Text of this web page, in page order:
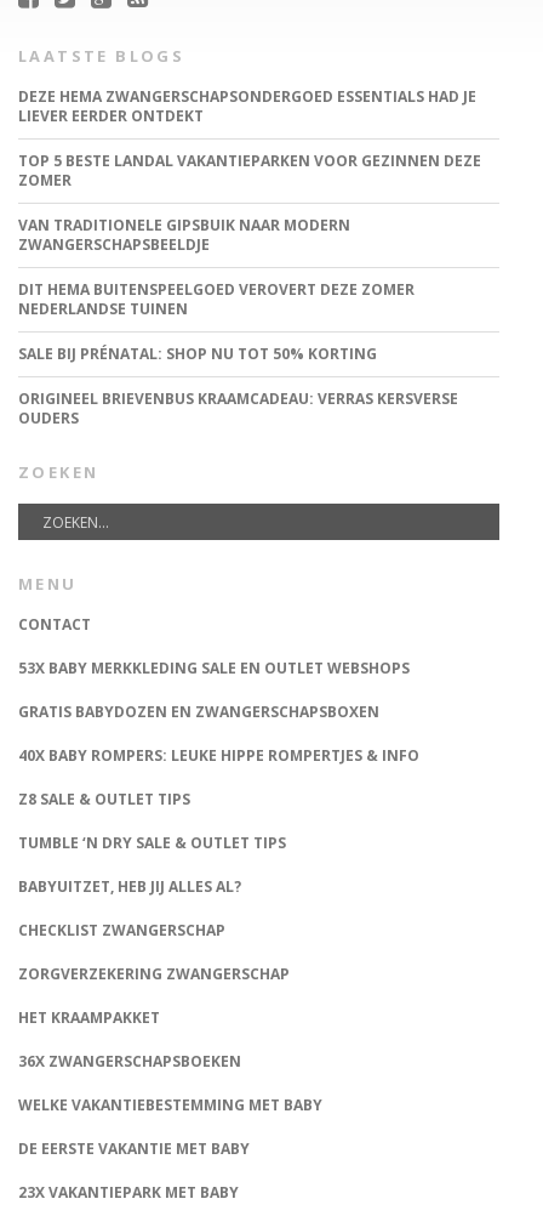
LAATSTE BLOGS
DEZE HEMA ZWANGERSCHAPSONDERGOED ESSENTIALS HAD JE
LIEVER EERDER ONTDEKT
TOP 5 BESTE LANDAL VAKANTIEPARKEN VOOR GEZINNEN DEZE
ZOMER
VAN TRADITIONELE GIPSBUIK NAAR MODERN
ZWANGERSCHAPSBEELDJE
DIT HEMA BUITENSPEELGOED VEROVERT DEZE ZOMER
NEDERLANDSE TUINEN
SALE BIJ PRÉNATAL: SHOP NU TOT 50% KORTING
ORIGINEEL BRIEVENBUS KRAAMCADEAU: VERRAS KERSVERSE
OUDERS
ZOEKEN
MENU
CONTACT
53X BABY MERKKLEDING SALE EN OUTLET WEBSHOPS
GRATIS BABYDOZEN EN ZWANGERSCHAPSBOXEN
40X BABY ROMPERS: LEUKE HIPPE ROMPERTJES & INFO
Z8 SALE & OUTLET TIPS
TUMBLE ‘N DRY SALE & OUTLET TIPS
BABYUITZET, HEB JIJ ALLES AL?
CHECKLIST ZWANGERSCHAP
ZORGVERZEKERING ZWANGERSCHAP
HET KRAAMPAKKET
36X ZWANGERSCHAPSBOEKEN
WELKE VAKANTIEBESTEMMING MET BABY
DE EERSTE VAKANTIE MET BABY
23X VAKANTIEPARK MET BABY